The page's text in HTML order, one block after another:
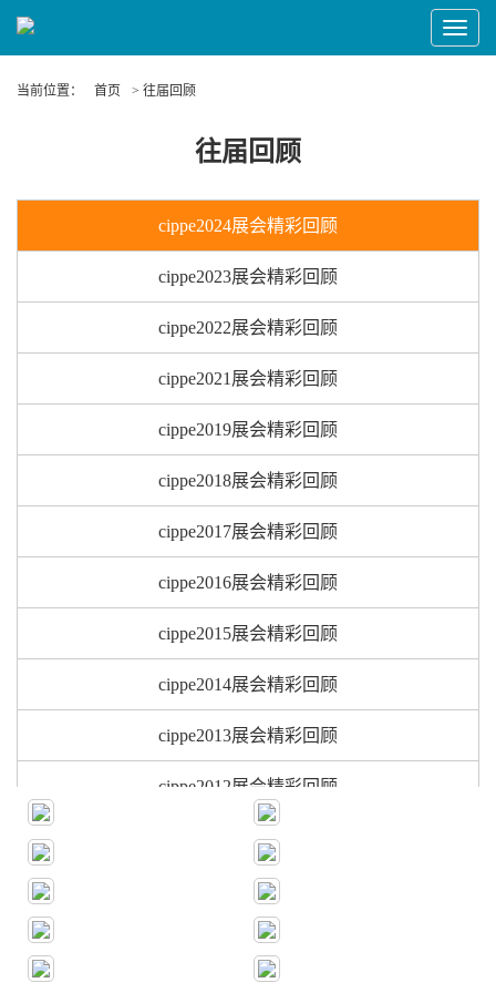
Toggle
当前位置：
首页 > 往届回顾
往届回顾
cippe2024展会精彩回顾
cippe2023展会精彩回顾
cippe2022展会精彩回顾
cippe2021展会精彩回顾
cippe2019展会精彩回顾
cippe2018展会精彩回顾
cippe2017展会精彩回顾
cippe2016展会精彩回顾
cippe2015展会精彩回顾
cippe2014展会精彩回顾
cippe2013展会精彩回顾
cippe2012展会精彩回顾
cippe2011展会精彩回顾
cippe2010展会精彩回顾
cippe2009展会精彩回顾